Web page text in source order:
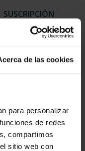
de las cookies
para personalizar
de redes
compartimos
sitio web con
SUSCRIPCIÓN
CAPITALES DE
PROVINCIA 2
949,00 €
para usuarios
registrados